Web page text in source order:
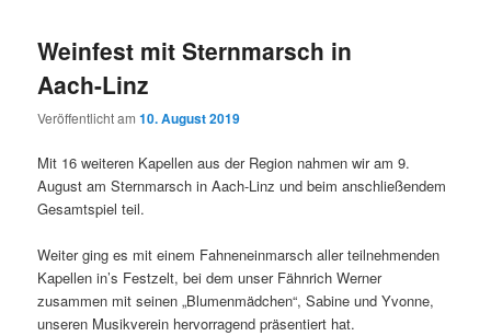
Weinfest mit Sternmarsch in
Aach-Linz
Veröffentlicht am10. August 2019
Mit 16 weiteren Kapellen aus der Region nahmen wir am 9.
August am Sternmarsch in Aach-Linz und beim anschließendem
Gesamtspiel teil.
Weiter ging es mit einem Fahneneinmarsch aller teilnehmenden
Kapellen in’s Festzelt, bei dem unser Fähnrich Werner
zusammen mit seinen „Blumenmädchen“, Sabine und Yvonne,
unseren Musikverein hervorragend präsentiert hat.